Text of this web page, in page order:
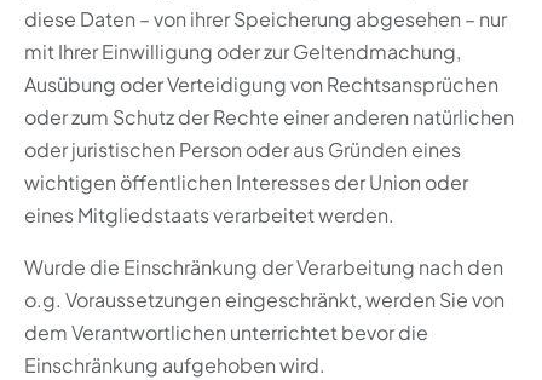
diese Daten – von ihrer Speicherung abgesehen – nur
mit Ihrer Einwilligung oder zur Geltendmachung,
Ausübung oder Verteidigung von Rechtsansprüchen
oder zum Schutz der Rechte einer anderen natürlichen
oder juristischen Person oder aus Gründen eines
wichtigen öffentlichen Interesses der Union oder
eines Mitgliedstaats verarbeitet werden.
Wurde die Einschränkung der Verarbeitung nach den
o.g. Voraussetzungen eingeschränkt, werden Sie von
dem Verantwortlichen unterrichtet bevor die
Einschränkung aufgehoben wird.